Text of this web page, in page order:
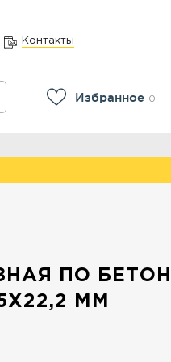
Контакты
Избранное 0
ПО
ММ